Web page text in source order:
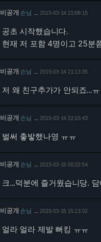
비공개 손님 2015-03-14 21:08:15
공초 시작했습니다.
현재 저 포함 4명이고 25분
비공개 손님 2015-03-14 21:13:35
저 왜 친구추가가 안되죠...
비공개 손님 2015-03-14 22:15:43
벌써 춯밯했나영 ㅠㅠ
비공개 손님 2015-03-15 00:32:54
크...덕분에 즐거웠습니당.
비공개 손님 2015-03-15 15:13:02
얼라 얼라 제발 뻐킹 ㅠㅠ